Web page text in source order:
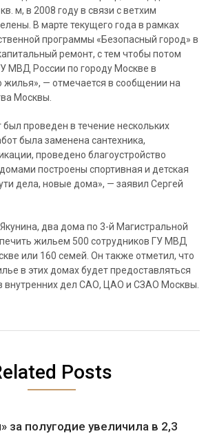
м, в 2008 году в связи с ветхим
В марте текущего года в рамках
программы «Безопасный город» в
ремонт, с тем чтобы потом
МВД России по городу Москве в
жилья», — отмечается в сообщении на
Москвы.
проведен в течение нескольких
была заменена сантехника,
проведено благоустройство
построены спортивная и детская
дела, новые дома», — заявил Сергей
два дома по 3-й Магистральной
жильем 500 сотрудников ГУ МВД
или 160 семей. Он также отметил, что
в этих домах будет предоставляться
внутренних дел САО, ЦАО и СЗАО Москвы.
Posts
за полугодие увеличила в 2,3